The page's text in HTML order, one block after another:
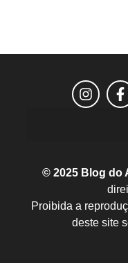
© 2025 Blog do
Proibida a
deste site